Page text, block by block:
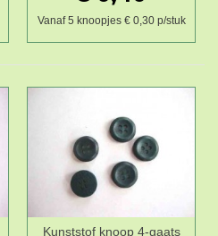
Vanaf 5 knoopjes € 0,30 p/stuk
Kunststof knoop 4-gaats